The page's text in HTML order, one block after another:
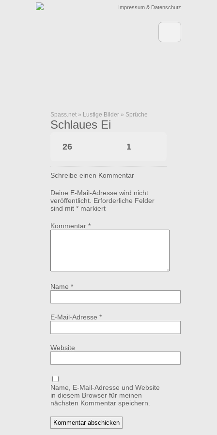
Impressum & Datenschutz
Spass.net » Lustige Bilder » Sprüche
Schlaues Ei
26 1
Schreibe einen Kommentar
Deine E-Mail-Adresse wird nicht
veröffentlicht. Erforderliche Felder
sind mit * markiert
Kommentar *
Name *
E-Mail-Adresse *
Website
Name, E-Mail-Adresse und Website
in diesem Browser für meinen
nächsten Kommentar speichern.